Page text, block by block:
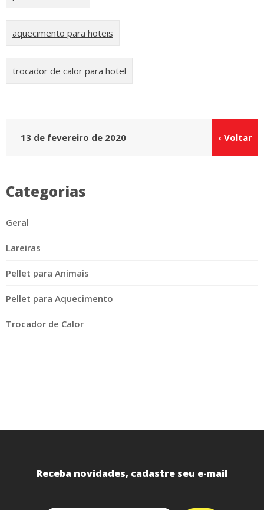
aquecimento para hoteis
trocador de calor para hotel
13 de fevereiro de 2020 ‹ Voltar
Categorias
Geral
Lareiras
Pellet para Animais
Pellet para Aquecimento
Trocador de Calor
Receba novidades, cadastre seu e-mail